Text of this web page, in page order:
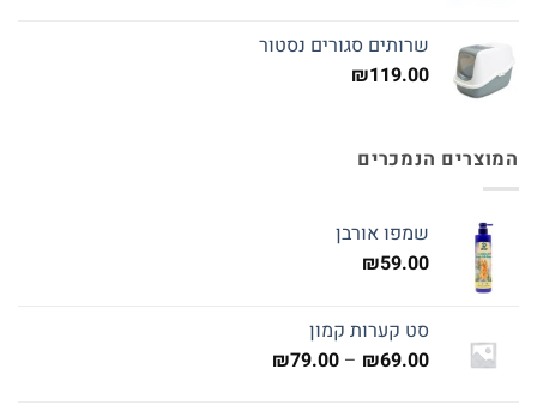
שרותים סגורים נסטור
₪119.00
המוצרים הנמכרים
שמפו אורבן
₪59.00
סט קערות קמון
₪69.00
–
₪79.00